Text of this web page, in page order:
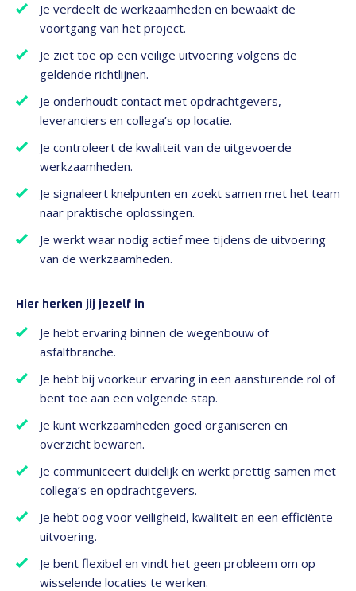
Je verdeelt de werkzaamheden en bewaakt de
voortgang van het project.
Je ziet toe op een veilige uitvoering volgens de
geldende richtlijnen.
Je onderhoudt contact met opdrachtgevers,
leveranciers en collega’s op locatie.
Je controleert de kwaliteit van de uitgevoerde
werkzaamheden.
Je signaleert knelpunten en zoekt samen met het team
naar praktische oplossingen.
Je werkt waar nodig actief mee tijdens de uitvoering
van de werkzaamheden.
Hier herken jij jezelf in
Je hebt ervaring binnen de wegenbouw of
asfaltbranche.
Je hebt bij voorkeur ervaring in een aansturende rol of
bent toe aan een volgende stap.
Je kunt werkzaamheden goed organiseren en
overzicht bewaren.
Je communiceert duidelijk en werkt prettig samen met
collega’s en opdrachtgevers.
Je hebt oog voor veiligheid, kwaliteit en een efficiënte
uitvoering.
Je bent flexibel en vindt het geen probleem om op
wisselende locaties te werken.